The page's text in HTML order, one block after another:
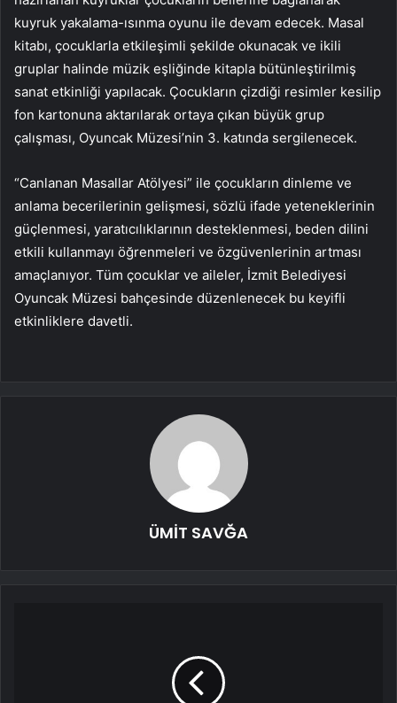
kuyruk yakalama-ısınma oyunu ile devam edecek. Masal
kitabı, çocuklarla etkileşimli şekilde okunacak ve ikili
gruplar halinde müzik eşliğinde kitapla bütünleştirilmiş
sanat etkinliği yapılacak. Çocukların çizdiği resimler kesilip
fon kartonuna aktarılarak ortaya çıkan büyük grup
çalışması, Oyuncak Müzesi’nin 3. katında sergilenecek.
“Canlanan Masallar Atölyesi” ile çocukların dinleme ve
anlama becerilerinin gelişmesi, sözlü ifade yeteneklerinin
güçlenmesi, yaratıcılıklarının desteklenmesi, beden dilini
etkili kullanmayı öğrenmeleri ve özgüvenlerinin artması
amaçlanıyor. Tüm çocuklar ve aileler, İzmit Belediyesi
Oyuncak Müzesi bahçesinde düzenlenecek bu keyifli
etkinliklere davetli.
ÜMİT SAVĞA